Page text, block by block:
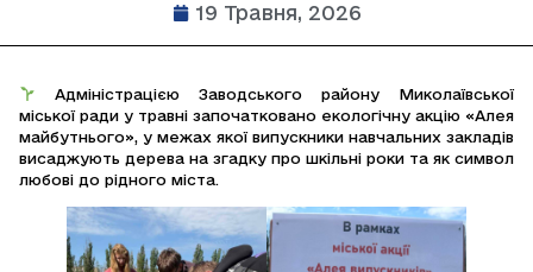
19 Травня, 2026
Адміністрацією Заводського району Миколаївської
міської ради у травні започатковано екологічну акцію «Алея
майбутнього», у межах якої випускники навчальних закладів
висаджують дерева на згадку про шкільні роки та як символ
любові до рідного міста.